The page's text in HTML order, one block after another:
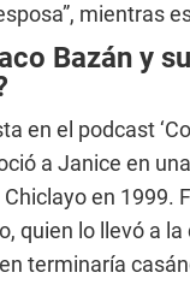
mientras
Bazán y
en el podcast
a Janice en
en 1999.
quien lo llevó a
terminaría